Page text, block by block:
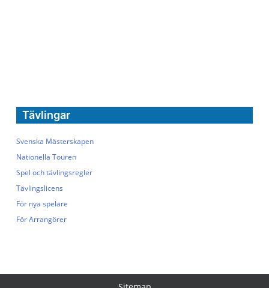
Tävlingar
Svenska Mästerskapen
Nationella Touren
Spel och tävlingsregler
Tävlingslicens
För nya spelare
För Arrangörer